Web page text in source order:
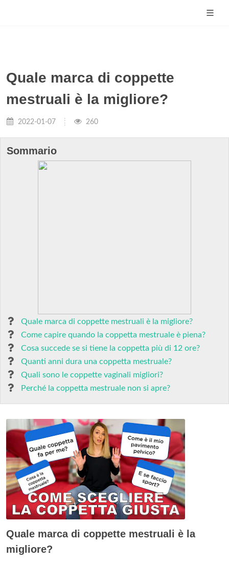
Quale marca di coppette
mestruali è la migliore?
2022-01-07 260
Sommario
Quale marca di coppette mestruali è la migliore?
Come capire quando la coppetta mestruale è piena?
Cosa succede se si tiene la coppetta più di 12 ore?
Quanti anni dura una coppetta mestruale?
Quali sono le coppette vaginali migliori?
Perché la coppetta mestruale non si apre?
Quale marca di coppette mestruali è la
migliore?